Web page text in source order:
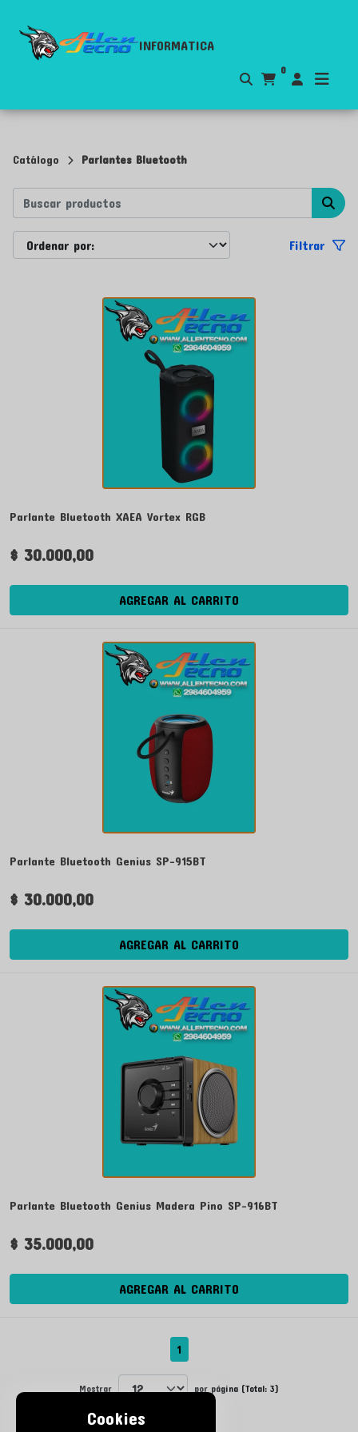
Cookies
INFORMATICA
0
Catálogo Parlantes Bluetooth
Filtrar
Parlante Bluetooth XAEA Vortex RGB
$ 30.000,00
AGREGAR AL CARRITO
Parlante Bluetooth Genius SP-915BT
$ 30.000,00
AGREGAR AL CARRITO
Parlante Bluetooth Genius Madera Pino SP-916BT
$ 35.000,00
AGREGAR AL CARRITO
1
Mostrar por página (Total: 3)